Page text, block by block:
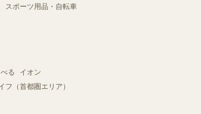
スポーツ用品・自転車
る
イオン
フ（首都圏エリア）